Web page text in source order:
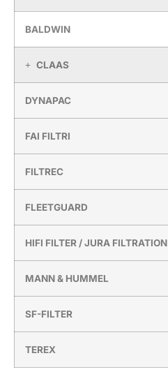
BALDWIN
CLAAS
DYNAPAC
FAI FILTRI
FILTREC
FLEETGUARD
HIFI FILTER / JURA FILTRATION
MANN & HUMMEL
SF-FILTER
TEREX